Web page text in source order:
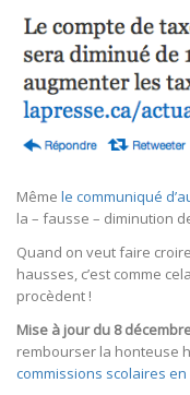
Même le communiqué
la – fausse – diminution
Quand on veut faire
hausses, c’est comme
procèdent !
Mise à jour du 8
rembourser la honteuse
commissions scolaires